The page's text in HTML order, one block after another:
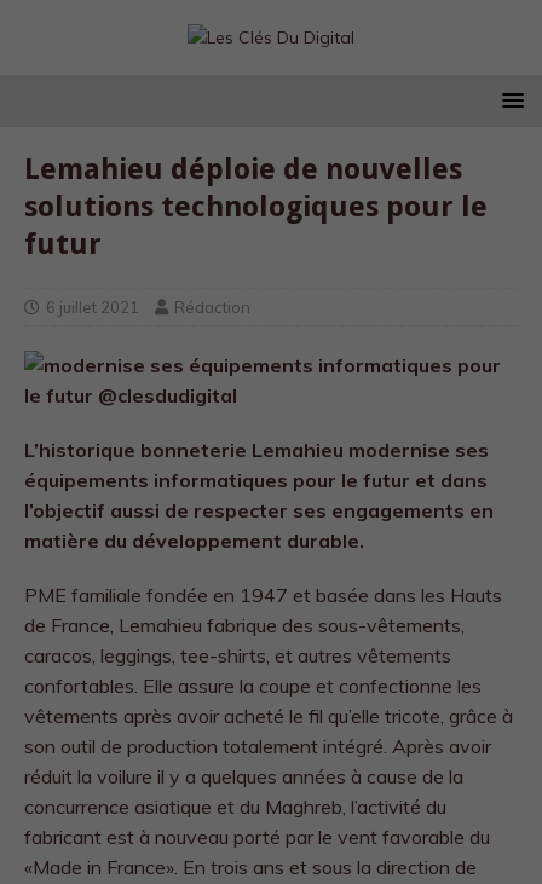
Lemahieu déploie de nouvelles
solutions technologiques pour le
futur
6 juillet 2021 Rédaction
L’historique bonneterie Lemahieu modernise ses
équipements informatiques pour le futur et dans
l’objectif aussi de respecter ses engagements en
matière du développement durable.
PME familiale fondée en 1947 et basée dans les Hauts
de France, Lemahieu fabrique des sous-vêtements,
caracos, leggings, tee-shirts, et autres vêtements
confortables. Elle assure la coupe et confectionne les
vêtements après avoir acheté le fil qu’elle tricote, grâce à
son outil de production totalement intégré. Après avoir
réduit la voilure il y a quelques années à cause de la
concurrence asiatique et du Maghreb, l’activité du
fabricant est à nouveau porté par le vent favorable du
«Made in France». En trois ans et sous la direction de